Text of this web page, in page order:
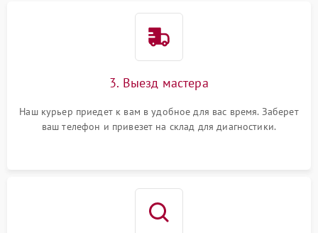
3. Выезд мастера
Наш курьер приедет к вам в удобное для вас время. Заберет
ваш телефон и привезет на склад для диагностики.